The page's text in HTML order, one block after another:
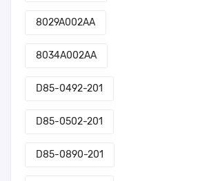
8029A002AA
8034A002AA
D85-0492-201
D85-0502-201
D85-0890-201